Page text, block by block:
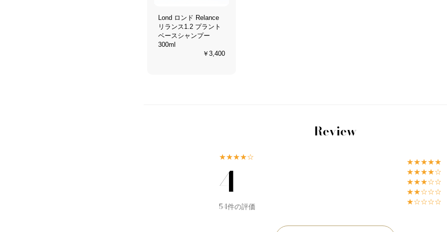
Lond ロンド Relance
リランス1.2 プラント
ベースシャンプー
300ml
￥3,400
Review
★★★★☆
4
54件の評価
★★★★★
★★★★☆
★★★☆☆
★★☆☆☆
★☆☆☆☆